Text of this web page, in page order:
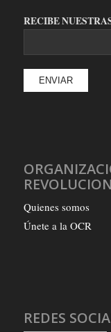
RECIBE
Quienes somos
Únete a la OCR
REDES